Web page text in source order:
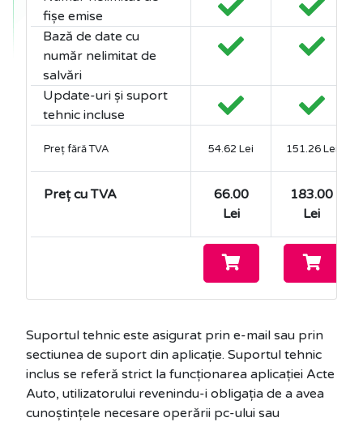
fișe emise
Bază de date cu
număr nelimitat de
salvări
Update-uri și suport
tehnic incluse
Preț fără TVA 54.62 Lei 151.26 Lei
Preț cu TVA
66.00
Lei
183.00
Lei
Suportul tehnic este asigurat prin e-mail sau prin
sectiunea de suport din aplicație. Suportul tehnic
inclus se referă strict la funcționarea aplicației Acte
Auto, utilizatorului revenindu-i obligația de a avea
cunoștințele necesare operării pc-ului sau